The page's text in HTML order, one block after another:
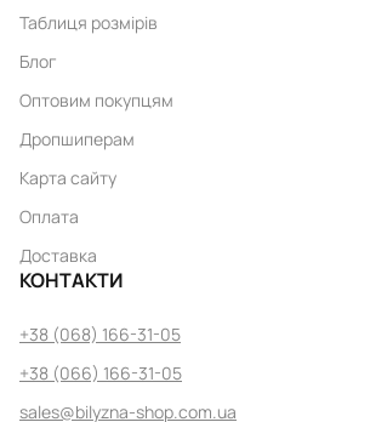
Таблиця розмірів
Блог
Оптовим покупцям
Дропшиперам
Карта сайту
Оплата
Доставка
КОНТАКТИ
+38 (068) 166-31-05
+38 (066) 166-31-05
sales@bilyzna-shop.com.ua